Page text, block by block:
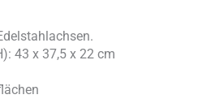
43 x 37,5 x 22 cm